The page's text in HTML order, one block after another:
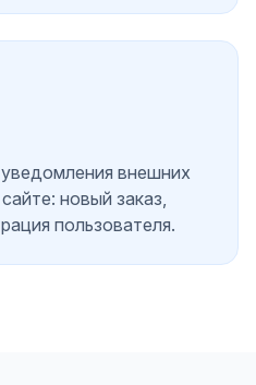
внешних
новый заказ,
пользователя.